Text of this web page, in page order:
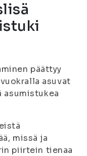
päättyy
asuvat
missä ja
piirtein tienaa